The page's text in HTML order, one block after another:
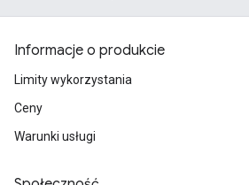
Informacje o produkcie
Limity wykorzystania
Ceny
Warunki usługi